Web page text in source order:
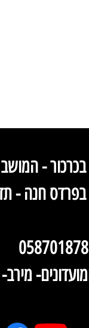
מירב- 0504567140